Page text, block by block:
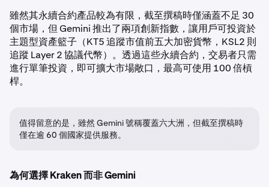
雖然其永續合約產品較為有限，截至撰稿時僅涵蓋不足 30
個市場，但 Gemini 推出了兩項創新指數，讓用戶可投資於
主題型資產籃子（KT5 追蹤市值前五大加密貨幣，KSL2 則
追蹤 Layer 2 協議代幣）。透過這些永續合約，交易者只需
進行單筆投資，即可擴大市場敞口，最高可使用 100 倍槓
桿。
值得留意的是，雖然 Gemini 號稱覆蓋六大洲，但截至撰稿時
僅在逾 60 個國家提供服務。
為何選擇 Kraken 而非 Gemini